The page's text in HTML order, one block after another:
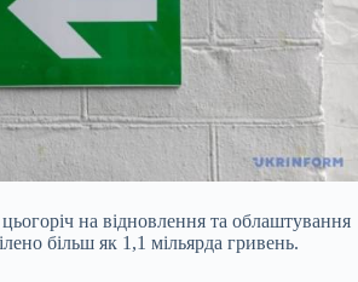
на відновлення та облаштування
більш як 1,1 мільярда гривень.